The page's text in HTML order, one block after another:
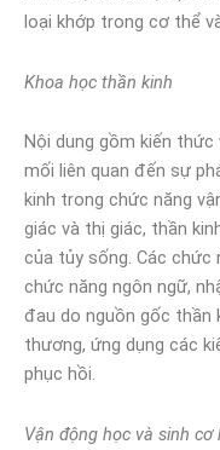
loại khớp trong cơ thể
Khoa học thần kinh
Nội dung gồm kiến
mối liên quan đến sự
kinh trong chức năng
giác và thị giác, thần
của tủy sống. Các chức
chức năng ngôn ngữ,
đau do nguồn gốc thần
thương, ứng dụng các
phục hồi.
Vận động học và sinh cơ